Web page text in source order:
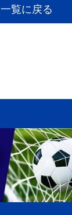
覧に戻る